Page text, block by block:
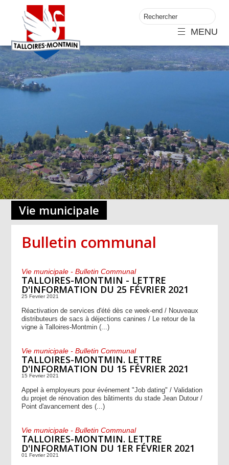
MENU
Vie municipale
Bulletin communal
Vie municipale - Bulletin Communal
TALLOIRES-MONTMIN - LETTRE
D'INFORMATION DU 25 FÉVRIER 2021
25 Fevrier 2021
Réactivation de services d'été dès ce week-end / Nouveaux
distributeurs de sacs à déjections canines / Le retour de la
vigne à Talloires-Montmin (...)
Vie municipale - Bulletin Communal
TALLOIRES-MONTMIN. LETTRE
D'INFORMATION DU 15 FÉVRIER 2021
15 Fevrier 2021
Appel à employeurs pour événement "Job dating" / Validation
du projet de rénovation des bâtiments du stade Jean Dutour /
Point d'avancement des (...)
Vie municipale - Bulletin Communal
TALLOIRES-MONTMIN. LETTRE
D'INFORMATION DU 1ER FÉVRIER 2021
01 Fevrier 2021